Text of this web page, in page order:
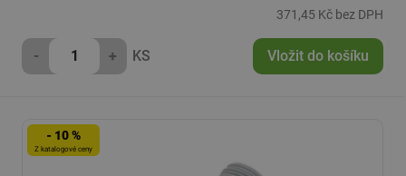
371,45 Kč bez DPH
- + KS Vložit do košíku
- 10 %
Z katalogové ceny